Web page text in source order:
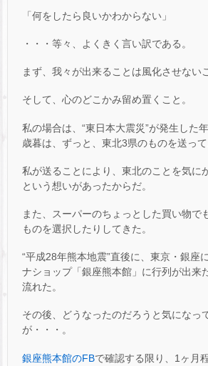
「何をしたら良いかわからない」
・・・等々、よくきく言い訳である。
まず、我々が出来ることは風化させない
そして、心のどこかみ留め置くこと。
私の場合は、“東日本大震災”が発生した
歳暮は、ずっと、東北3県のものを送って
私が送ることにより、東北のことを気に
という想いがあったからだ。
また、スーパーのちょっとした買い物で
ものを選択したりしてきた。
“平成28年熊本地震”直後に、東京・銀座
ナショップ「銀座熊本館」に行列が出来
流れた。
その後、どうなったのだろうと気になっ
が・・・。
銀座熊本館のFBで確認する限り、1ヶ月